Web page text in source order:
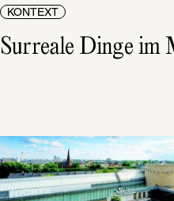
KONTEXT
Surreale Dinge im